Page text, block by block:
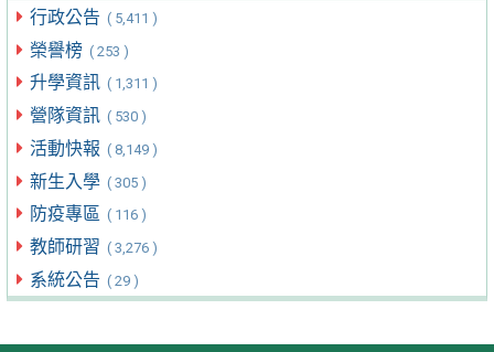
行政公告 ( 5,411 )
榮譽榜 ( 253 )
升學資訊 ( 1,311 )
營隊資訊 ( 530 )
活動快報 ( 8,149 )
新生入學 ( 305 )
防疫專區 ( 116 )
教師研習 ( 3,276 )
系統公告 ( 29 )